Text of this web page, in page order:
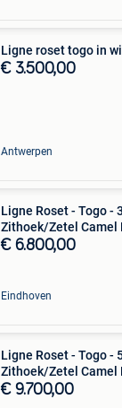
Ligne roset togo in
€ 3.500,00
Antwerpen
Ligne Roset - Togo -
Zithoek/Zetel Camel
€ 6.800,00
Eindhoven
Ligne Roset - Togo -
Zithoek/Zetel Camel
€ 9.700,00